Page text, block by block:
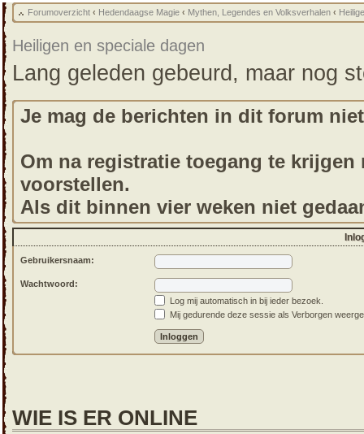
Forumoverzicht ‹ Hedendaagse Magie ‹ Mythen, Legendes en Volksverhalen ‹
Heiligen en speciale dagen
Lang geleden gebeurd, maar nog
Je mag de berichten in dit forum
Om na registratie toegang te
voorstellen.
Als dit binnen vier weken niet
Gebruikersnaam:
Wachtwoord:
Log mij automatisch in bij ieder bezoek.
Mij gedurende deze sessie als Verborgen
WIE IS ER ONLINE